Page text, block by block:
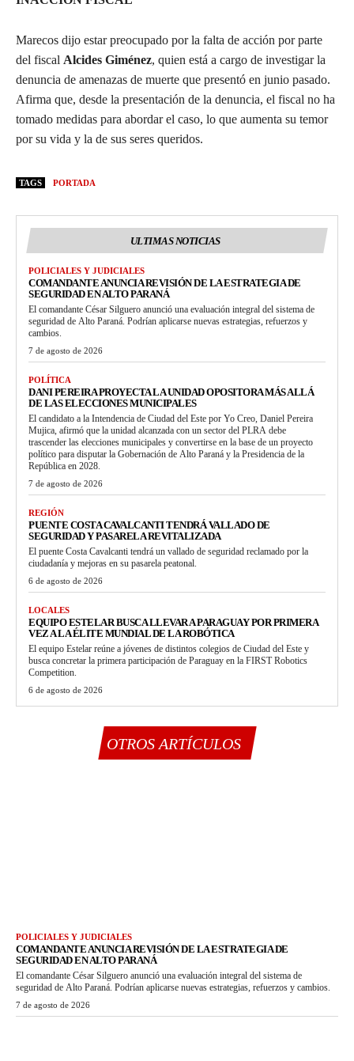
Marecos dijo estar preocupado por la falta de acción por parte
del fiscal Alcides Giménez, quien está a cargo de investigar la
denuncia de amenazas de muerte que presentó en junio pasado.
Afirma que, desde la presentación de la denuncia, el fiscal no ha
tomado medidas para abordar el caso, lo que aumenta su temor
por su vida y la de sus seres queridos.
TAGS PORTADA
ULTIMAS NOTICIAS
POLICIALES Y JUDICIALES
COMANDANTE ANUNCIA REVISIÓN DE LA ESTRATEGIA DE
SEGURIDAD EN ALTO PARANÁ
El comandante César Silguero anunció una evaluación integral del sistema de
seguridad de Alto Paraná. Podrían aplicarse nuevas estrategias, refuerzos y
cambios.
7 de agosto de 2026
POLÍTICA
DANI PEREIRA PROYECTA LA UNIDAD OPOSITORA MÁS ALLÁ
DE LAS ELECCIONES MUNICIPALES
El candidato a la Intendencia de Ciudad del Este por Yo Creo, Daniel Pereira
Mujica, afirmó que la unidad alcanzada con un sector del PLRA debe
trascender las elecciones municipales y convertirse en la base de un proyecto
político para disputar la Gobernación de Alto Paraná y la Presidencia de la
República en 2028.
7 de agosto de 2026
REGIÓN
PUENTE COSTA CAVALCANTI TENDRÁ VALLADO DE
SEGURIDAD Y PASARELA REVITALIZADA
El puente Costa Cavalcanti tendrá un vallado de seguridad reclamado por la
ciudadanía y mejoras en su pasarela peatonal.
6 de agosto de 2026
LOCALES
EQUIPO ESTELAR BUSCA LLEVAR A PARAGUAY POR PRIMERA
VEZ A LA ÉLITE MUNDIAL DE LA ROBÓTICA
El equipo Estelar reúne a jóvenes de distintos colegios de Ciudad del Este y
busca concretar la primera participación de Paraguay en la FIRST Robotics
Competition.
6 de agosto de 2026
OTROS ARTÍCULOS
POLICIALES Y JUDICIALES
COMANDANTE ANUNCIA REVISIÓN DE LA ESTRATEGIA DE
SEGURIDAD EN ALTO PARANÁ
El comandante César Silguero anunció una evaluación integral del sistema de
seguridad de Alto Paraná. Podrían aplicarse nuevas estrategias, refuerzos y cambios.
7 de agosto de 2026